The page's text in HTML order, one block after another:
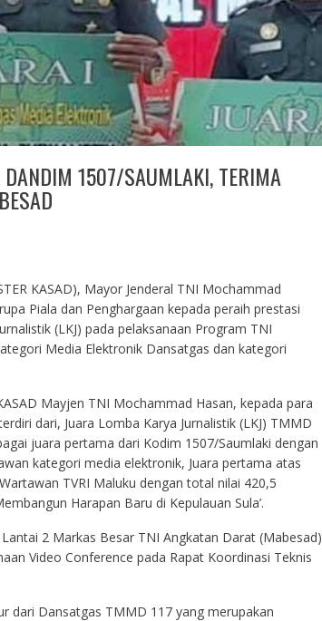
DANDIM 1507/SAUMLAKI, TERIMA
KASAD), Mayor Jenderal TNI Mochammad
Piala dan Penghargaan kepada peraih prestasi
(LKJ) pada pelaksanaan Program TNI
Media Elektronik Dansatgas dan kategori
Mayjen TNI Mochammad Hasan, kepada para
dari, Juara Lomba Karya Jurnalistik (LKJ) TMMD
juara pertama dari Kodim 1507/Saumlaki dengan
kategori media elektronik, Juara pertama atas
TVRI Maluku dengan total nilai 420,5
Harapan Baru di Kepulauan Sula’.
2 Markas Besar TNI Angkatan Darat (Mabesad)
Video Conference pada Rapat Koordinasi Teknis
dari Dansatgas TMMD 117 yang merupakan